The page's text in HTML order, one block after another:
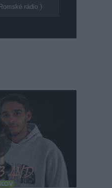
rádio )